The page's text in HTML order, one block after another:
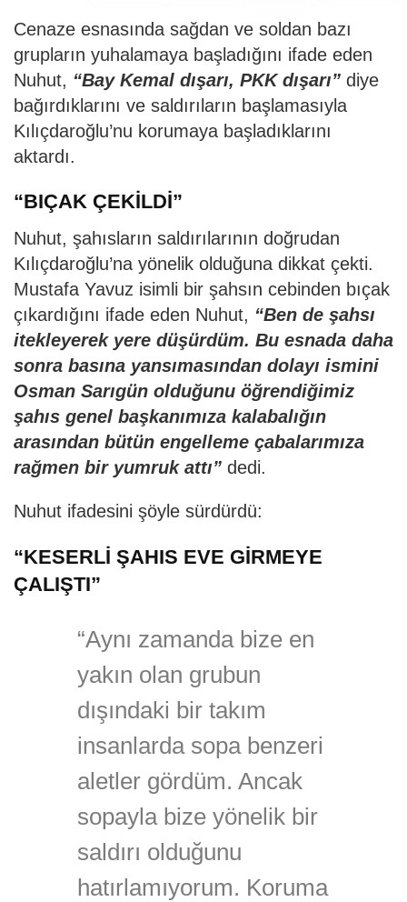
Cenaze esnasında sağdan ve soldan bazı
grupların yuhalamaya başladığını ifade eden
Nuhut, “Bay Kemal dışarı, PKK dışarı” diye
bağırdıklarını ve saldırıların başlamasıyla
Kılıçdaroğlu’nu korumaya başladıklarını
aktardı.
“BIÇAK ÇEKİLDİ”
Nuhut, şahısların saldırılarının doğrudan
Kılıçdaroğlu’na yönelik olduğuna dikkat çekti.
Mustafa Yavuz isimli bir şahsın cebinden bıçak
çıkardığını ifade eden Nuhut, “Ben de şahsı
itekleyerek yere düşürdüm. Bu esnada daha
sonra basına yansımasından dolayı ismini
Osman Sarıgün olduğunu öğrendiğimiz
şahıs genel başkanımıza kalabalığın
arasından bütün engelleme çabalarımıza
rağmen bir yumruk attı” dedi.
Nuhut ifadesini şöyle sürdürdü:
“KESERLİ ŞAHIS EVE GİRMEYE
ÇALIŞTI”
“Aynı zamanda bize en
yakın olan grubun
dışındaki bir takım
insanlarda sopa benzeri
aletler gördüm. Ancak
sopayla bize yönelik bir
saldırı olduğunu
hatırlamıyorum. Koruma